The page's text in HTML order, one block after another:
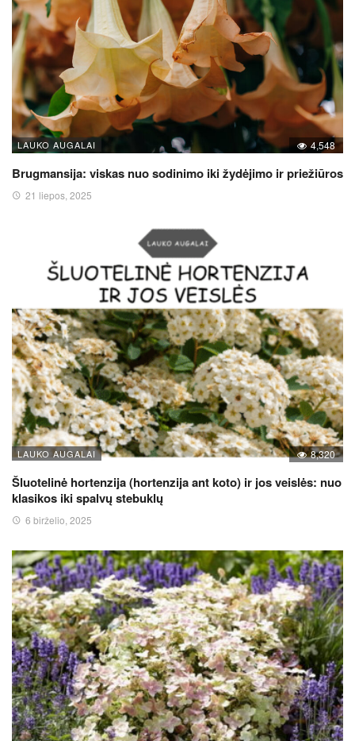
LAUKO AUGALAI 4,548
Brugmansija: viskas nuo sodinimo iki žydėjimo ir priežiūros
21 liepos, 2025
LAUKO AUGALAI 8,320
Šluotelinė hortenzija (hortenzija ant koto) ir jos veislės: nuo
klasikos iki spalvų stebuklų
6 birželio, 2025